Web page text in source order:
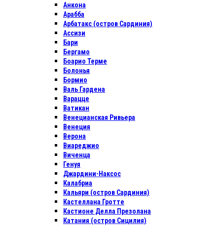
Анкона
Арабба
Арбатакс (остров Сардиния)
Ассизи
Бари
Бергамо
Боарио Терме
Болонья
Бормио
Валь Гардена
Варацце
Ватикан
Венецианская Ривьера
Венеция
Верона
Виареджио
Виченца
Генуя
Джардини-Наксос
Калабриа
Кальяри (остров Сардиния)
Кастеллана Гротте
Кастионе Делла Презолана
Катания (остров Сицилия)